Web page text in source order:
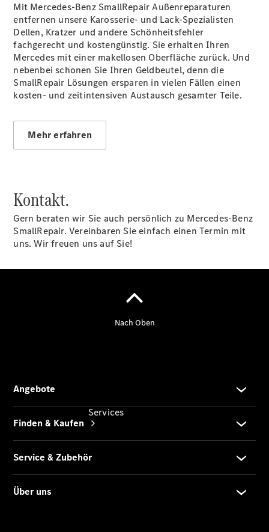
Citan
Citan
eCitan
Kastenwagen
- elektrisch
Auf- und
Umbaulösungen
Junge
Services
Mit Mercedes-Benz SmallRepair Außenreparaturen
entfernen unsere Karosserie- und Lack-Spezialisten
Dellen, Kratzer und andere Schönheitsfehler
fachgerecht und kostengünstig. Sie erhalten Ihren
Mercedes mit einer makellosen Oberfläche zurück. Und
nebenbei schonen Sie Ihren Geldbeutel, denn die
SmallRepair Lösungen ersparen in vielen Fällen einen
kosten- und zeitintensiven Austausch gesamter Teile.
Mehr erfahren
Kontakt.
Gern beraten wir Sie auch persönlich zu Mercedes-Benz
SmallRepair. Vereinbaren Sie einfach einen Termin mit
uns. Wir freuen uns auf Sie!